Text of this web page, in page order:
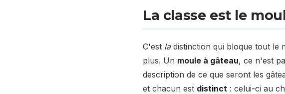
La classe est le
C'est ladistinction qui bloque tout le
plus. Un moule à gâteau, ce n'est
description de ce que seront les
et chacun est distinct : celui-ci au